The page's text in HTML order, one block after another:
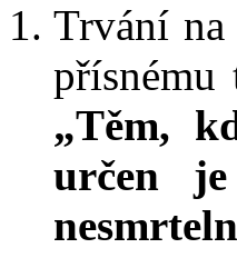
Trvání
„Těm,
určen